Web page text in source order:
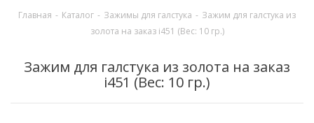
Главная - Каталог - Зажимы для галстука - Зажим для галстука из
золота на заказ i451 (Вес: 10 гр.)
Зажим для галстука из золота на заказ
i451 (Вес: 10 гр.)